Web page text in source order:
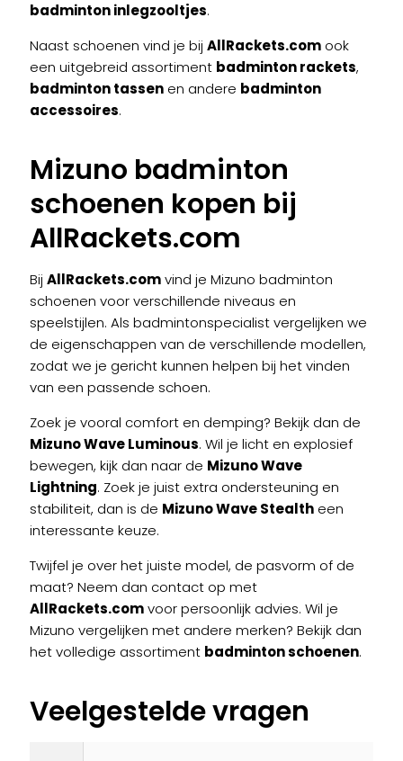
badminton inlegzooltjes.
Naast schoenen vind je bij AllRackets.com ook
een uitgebreid assortiment badminton rackets,
badminton tassen en andere badminton
accessoires.
Mizuno badminton
schoenen kopen bij
AllRackets.com
Bij AllRackets.comvind je Mizuno badminton
schoenen voor verschillende niveaus en
speelstijlen. Als badmintonspecialist vergelijken we
de eigenschappen van de verschillende modellen,
zodat we je gericht kunnen helpen bij het vinden
van een passende schoen.
Zoek je vooral comfort en demping? Bekijk dan de
Mizuno Wave Luminous. Wil je licht en explosief
bewegen, kijk dan naar de Mizuno Wave
Lightning. Zoek je juist extra ondersteuning en
stabiliteit, dan is de Mizuno Wave Stealth een
interessante keuze.
Twijfel je over het juiste model, de pasvorm of de
maat? Neem dan contact op met
AllRackets.comvoor persoonlijk advies. Wil je
Mizuno vergelijken met andere merken? Bekijk dan
het volledige assortiment badminton schoenen.
Veelgestelde vragen